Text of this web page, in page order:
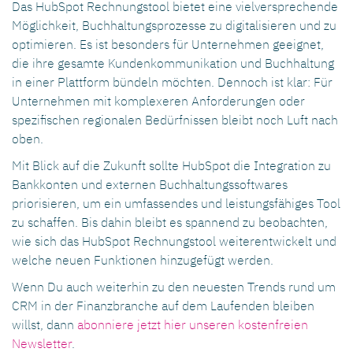
Das HubSpot Rechnungstool bietet eine vielversprechende
Möglichkeit, Buchhaltungsprozesse zu digitalisieren und zu
optimieren. Es ist besonders für Unternehmen geeignet,
die ihre gesamte Kundenkommunikation und Buchhaltung
in einer Plattform bündeln möchten. Dennoch ist klar: Für
Unternehmen mit komplexeren Anforderungen oder
spezifischen regionalen Bedürfnissen bleibt noch Luft nach
oben.
Mit Blick auf die Zukunft sollte HubSpot die Integration zu
Bankkonten und externen Buchhaltungssoftwares
priorisieren, um ein umfassendes und leistungsfähiges Tool
zu schaffen. Bis dahin bleibt es spannend zu beobachten,
wie sich das HubSpot Rechnungstool weiterentwickelt und
welche neuen Funktionen hinzugefügt werden.
Wenn Du auch weiterhin zu den neuesten Trends rund um
CRM in der Finanzbranche auf dem Laufenden bleiben
willst, dann abonniere jetzt hier unseren kostenfreien
Newsletter.